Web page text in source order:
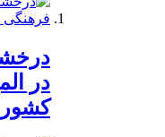
در
کشور